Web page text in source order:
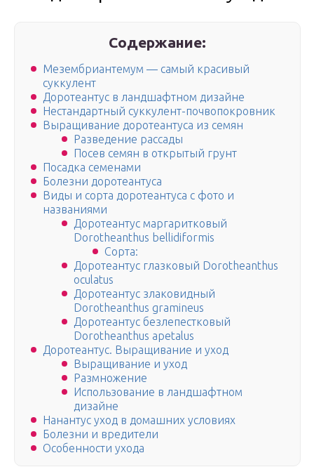
Содержание:
Мезембриантемум — самый красивый
суккулент
Доротеантус в ландшафтном дизайне
Нестандартный суккулент-почвопокровник
Выращивание доротеантуса из семян
Разведение рассады
Посев семян в открытый грунт
Посадка семенами
Болезни доротеантуса
Виды и сорта доротеантуса с фото и
названиями
Доротеантус маргаритковый
Dorotheanthus bellidiformis
Сорта:
Доротеантус глазковый Dorotheanthus
oculatus
Доротеантус злаковидный
Dorotheanthus gramineus
Доротеантус безлепестковый
Dorotheanthus apetalus
Доротеантус. Выращивание и уход
Выращивание и уход
Размножение
Использование в ландшафтном
дизайне
Нанантус уход в домашних условиях
Болезни и вредители
Особенности ухода